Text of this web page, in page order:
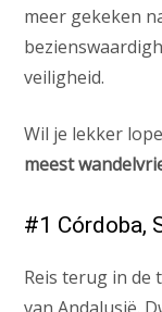
meer gekeken
veiligheid.
Wil je lekker
meest
#1 Córdoba,
Reis terug in de